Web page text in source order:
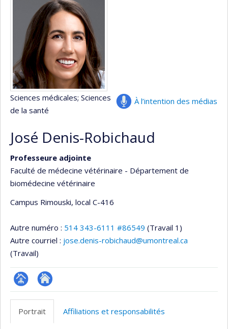
À l’intention des médias
Sciences médicales; Sciences
de la santé
José Denis-Robichaud
Professeure adjointe
Faculté de médecine vétérinaire - Département de
biomédecine vétérinaire
Campus Rimouski, local C-416
Autre numéro : 514 343-6111 #86549 (Travail 1)
Autre courriel : jose.denis-robichaud@umontreal.ca
(Travail)
Page Autre
Portrait Affiliations et responsabilités